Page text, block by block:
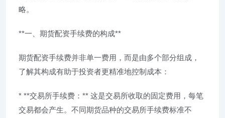
略。
**一、期货配资手续费的构成**
期货配资手续费并非单一费用，而是由多个部分组成，
了解其构成有助于投资者更精准地控制成本：
* **交易所手续费：** 这是交易所收取的固定费用，每笔
交易都会产生。不同期货品种的交易所手续费标准不